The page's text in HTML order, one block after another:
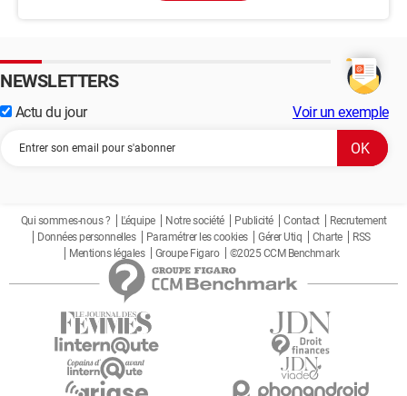
NEWSLETTERS
Actu du jour Voir un exemple
Qui sommes-nous ? L'équipe Notre société Publicité Contact
Recrutement
Données personnelles
Paramétrer les cookies Gérer Utiq Charte
RSS
Mentions légales
Groupe Figaro ©2025 CCM Benchmark